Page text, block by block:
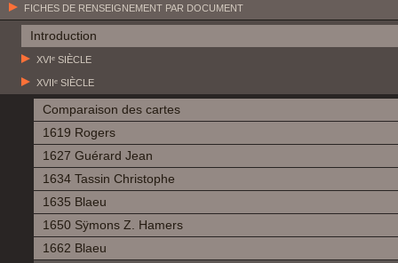
FICHES DE RENSEIGNEMENT PAR DOCUMENT
Introduction
XVIᵉ SIÈCLE
XVIIᵉ SIÈCLE
Comparaison des cartes
1619 Rogers
1627 Guérard Jean
1634 Tassin Christophe
1635 Blaeu
1650 Sÿmons Z. Hamers
1662 Blaeu